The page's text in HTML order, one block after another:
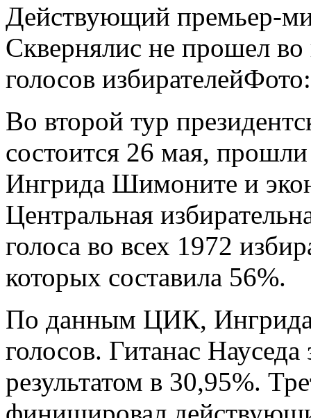
Действующий премьер-
Сквернялис не прошел
голосов избирателей
Во второй тур
состоится 26 мая, прошли
Ингрида Шимоните и
Центральная
голоса во всех 1972
которых составила 56%.
По данным ЦИК,
голосов. Гитанас Науседа
результатом в 30,95%.